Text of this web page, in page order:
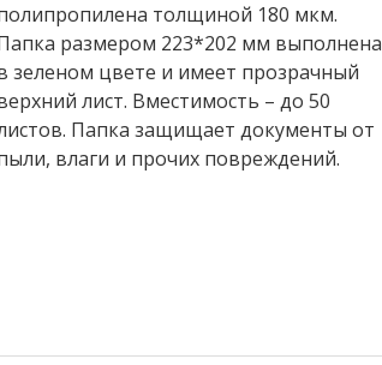
толщиной 180 мкм.
размером 223*202 мм выполнена
зеленом цвете и имеет прозрачный
лист. Вместимость – до 50
Папка защищает документы от
влаги и прочих повреждений.